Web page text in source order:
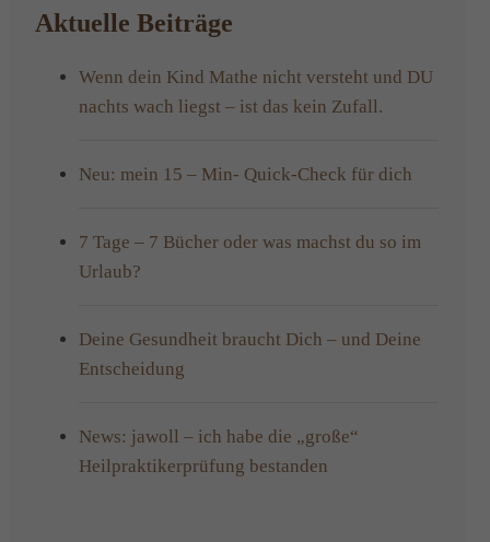
Aktuelle Beiträge
Wenn dein Kind Mathe nicht versteht und DU
nachts wach liegst – ist das kein Zufall.
Neu: mein 15 – Min- Quick-Check für dich
7 Tage – 7 Bücher oder was machst du so im
Urlaub?
Deine Gesundheit braucht Dich – und Deine
Entscheidung
News: jawoll – ich habe die „große“
Heilpraktikerprüfung bestanden